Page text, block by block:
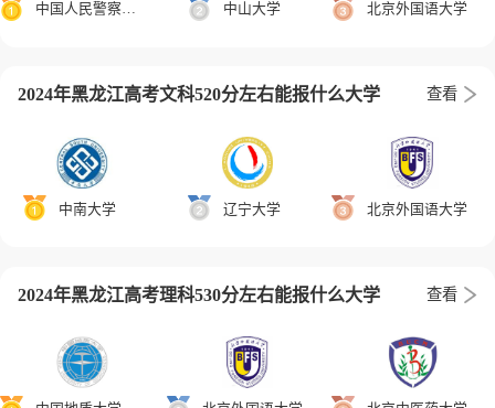
中国人民警察大学 中山大学 北京外国语大学
2024年黑龙江高考文科520分左右能报什么大学 查看
中南大学 辽宁大学 北京外国语大学
2024年黑龙江高考理科530分左右能报什么大学 查看